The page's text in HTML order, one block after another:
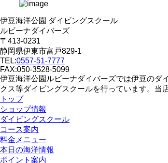
伊豆海洋公園 ダイビングスクール
ルビーナダイバーズ
〒413-0231
静岡県伊東市富戸829-1
TEL:0557-51-7777
FAX:050-3528-5099
伊豆海洋公園ルビーナダイバーズでは伊豆のダ
クス等ダイビングスクールを行っています。当
トップ
ショップ情報
ダイビングスクール
コース案内
料金メニュー
本日の海洋情報
ポイント案内